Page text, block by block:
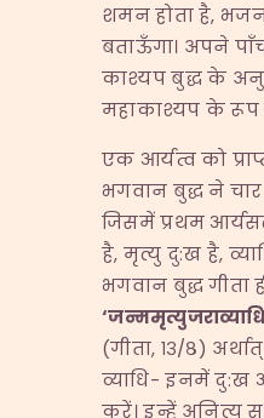
शमन होता है,
बताऊँगा। अपने
काश्यप बुद्ध के
महाकाश्यप के रूप
एक आर्यत्व को
भगवान बुद्ध ने
जिसमें प्रथम
है, मृत्यु दु:ख है,
भगवान बुद्ध गीता
‘
(गीता, १३/८)
व्याधि- इनमें दु:ख
करें। इन्हें अनित्य